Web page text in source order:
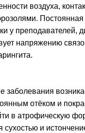
воздуха,
Постоянная
у преподавателей,
напряжению
заболевания
отёком и
в атрофическую
сухостью и